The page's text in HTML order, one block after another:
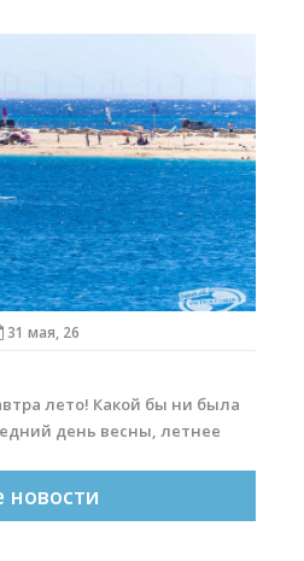
31 мая, 26
лето! Какой бы ни была
день весны, летнее
новости